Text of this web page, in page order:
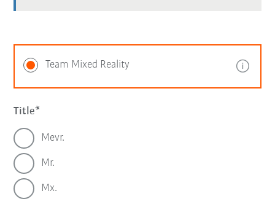
Team Mixed Reality
Title
Mevr.
Mr.
Mx.